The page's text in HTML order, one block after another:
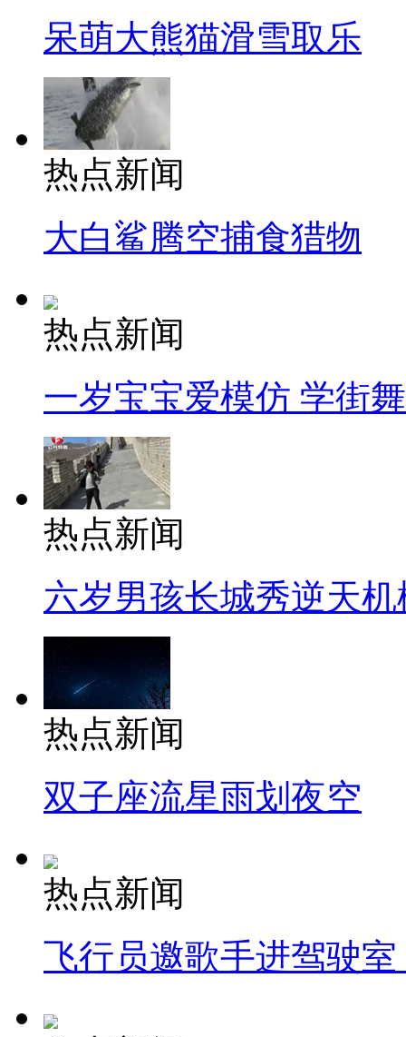
呆萌大熊猫滑雪取乐
热点新闻
大白鲨腾空捕食猎物
热点新闻
一岁宝宝爱模仿 学街
热点新闻
六岁男孩长城秀逆天机
热点新闻
双子座流星雨划夜空
热点新闻
飞行员邀歌手进驾驶